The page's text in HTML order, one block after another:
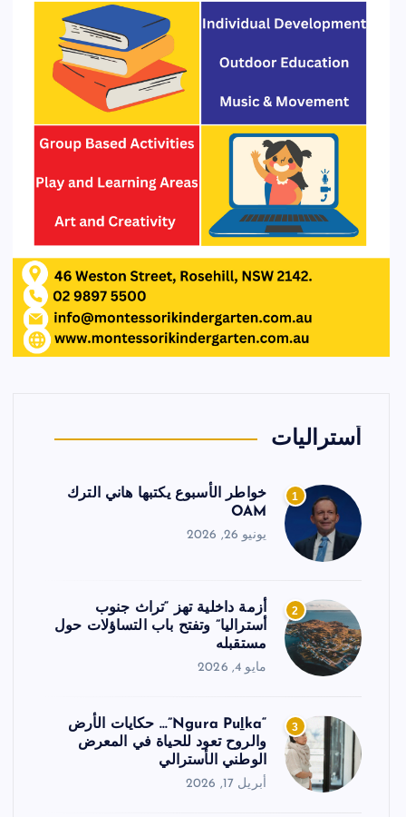
أستراليات
1
خواطر الأسبوع يكتبها هاني الترك
OAM
يونيو 26, 2026
2
أزمة داخلية تهز “تراث جنوب
أستراليا” وتفتح باب التساؤلات حول
مستقبله
مايو 4, 2026
3
“Ngura Puḻka”… حكايات الأرض
والروح تعود للحياة في المعرض
الوطني الأسترالي
أبريل 17, 2026